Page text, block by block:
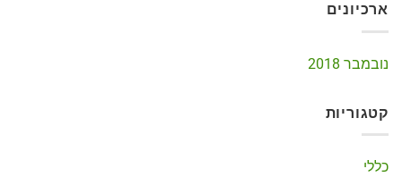
ארכיונים
נובמבר 2018
קטגוריות
כללי